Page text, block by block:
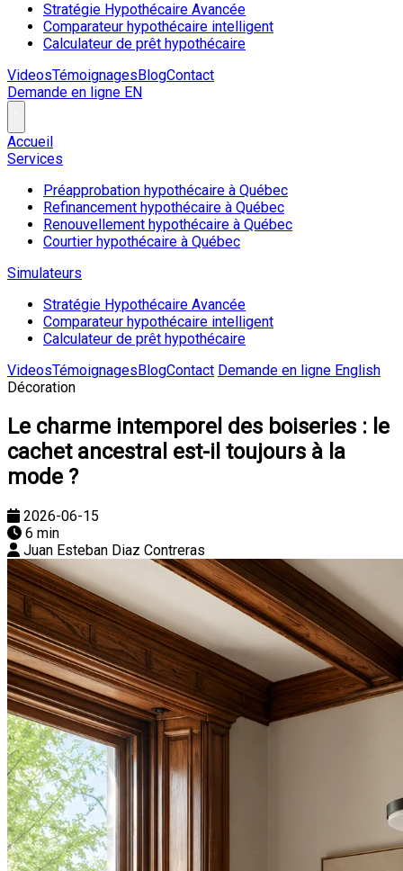
Stratégie Hypothécaire Avancée
Comparateur hypothécaire intelligent
Calculateur de prêt hypothécaire
VideosTémoignagesBlogContact
Demande en ligne EN
Accueil
Services
Préapprobation hypothécaire à Québec
Refinancement hypothécaire à Québec
Renouvellement hypothécaire à Québec
Courtier hypothécaire à Québec
Simulateurs
Stratégie Hypothécaire Avancée
Comparateur hypothécaire intelligent
Calculateur de prêt hypothécaire
VideosTémoignagesBlogContact Demande en ligne English
Décoration
Le charme intemporel des boiseries : le
cachet ancestral est-il toujours à la
mode ?
2026-06-15
6 min
Juan Esteban Diaz Contreras